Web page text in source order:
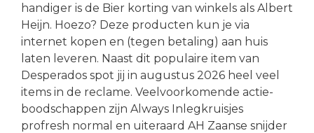
handiger is de Bier korting van winkels als Albert
Heijn. Hoezo? Deze producten kun je via
internet kopen en (tegen betaling) aan huis
laten leveren. Naast dit populaire item van
Desperados spot jij in augustus 2026 heel veel
items in de reclame. Veelvoorkomende actie-
boodschappen zijn Always Inlegkruisjes
profresh normal en uiteraard AH Zaanse snijder